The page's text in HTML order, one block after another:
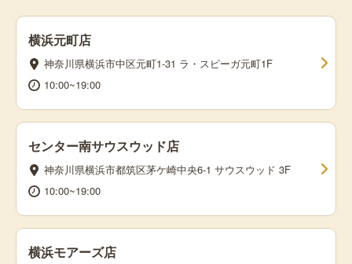
横浜元町店
神奈川県横浜市中区元町1-31 ラ・スピーガ元町1F
10:00~19:00
センター南サウスウッド店
神奈川県横浜市都筑区茅ケ崎中央6-1 サウスウッド 3F
10:00~19:00
横浜モアーズ店